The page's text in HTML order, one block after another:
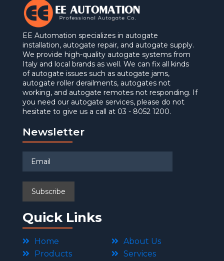
EE Automation specializes in autogate
installation, autogate repair, and autogate supply.
We provide high-quality autogate systems from
Italy and local brands as well. We can fix all kinds
of autogate issues such as autogate jams,
autogate roller derailments, autogates not
working, and autogate remotes not responding. If
you need our autogate services, please do not
hesitate to give us a call at 03 - 8052 1200.
Newsletter
Quick Links
Home
About Us
Products
Services